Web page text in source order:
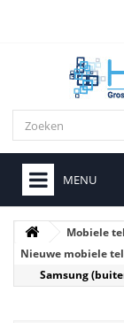
MENU
Mobiele
Nieuwe mobiele
Samsung